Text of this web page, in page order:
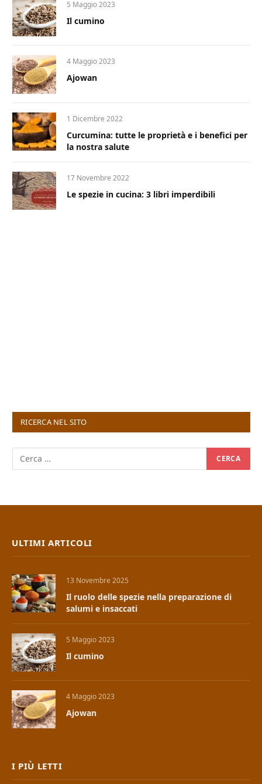
5 Maggio 2023
Il cumino
4 Maggio 2023
Ajowan
1 Dicembre 2022
Curcumina: tutte le proprietà e i benefici per
la nostra salute
17 Novembre 2022
Le spezie in cucina: 3 libri imperdibili
RICERCA NEL SITO
ULTIMI ARTICOLI
13 Novembre 2025
Il ruolo delle spezie nella preparazione di
salumi e insaccati
5 Maggio 2023
Il cumino
4 Maggio 2023
Ajowan
I PIÙ LETTI